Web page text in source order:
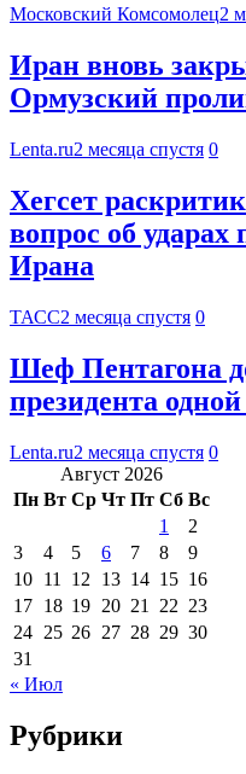
Московский Комсомолец2
Иран вновь
Ормузский
Lenta.ru2 месяца спустя 0
Хегсет
вопрос об ударах
Ирана
ТАСС2 месяца спустя 0
Шеф Пентагона
президента
Lenta.ru2 месяца спустя 0
Август 2026
Пн Вт Ср Чт Пт Сб Вс
1
2
3
4 5 6 7 8
9
10 11 12 13 14 15 16
17 18 19 20 21 22 23
24 25 26 27 28 29 30
31
« Июл
Рубрики